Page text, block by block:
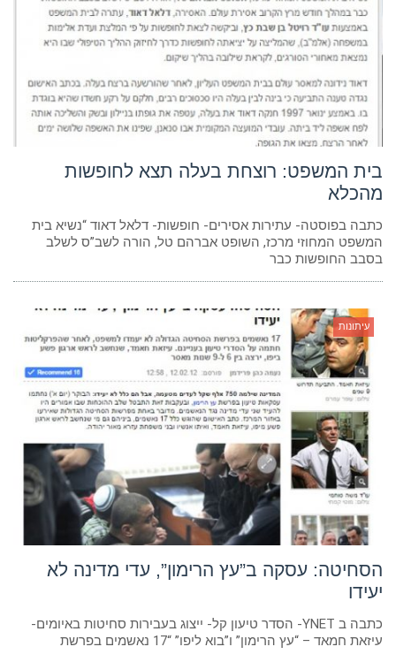
בית המשפט: רוצחת בעלה תצא לחופשות
מהכלא
כתבה בפוסטה- עתירות אסירים- חופשות- דלאל דאוד “נשיא בית
המשפט המחוזי מרכז, השופט אברהם טל, הורה לשב”ס לשלב
בסבב החופשות כבר
עיתונות
הסחיטה: עסקה ב”עץ הרימון”, עדי מדינה לא
יעידו
כתבה ב YNET- הסדר טיעון קל- ייצוג בעבירות סחיטות באיומים-
עיזאת חמאד – “עץ הרימון” ו”בוא ליפו” “17 נאשמים בפרשת